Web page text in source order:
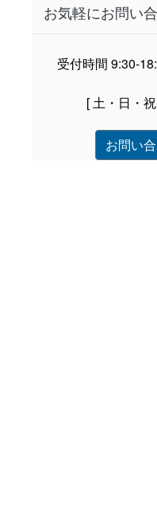
お気軽にお問い
受付時間 9:30-
[ 土・日・
お問い